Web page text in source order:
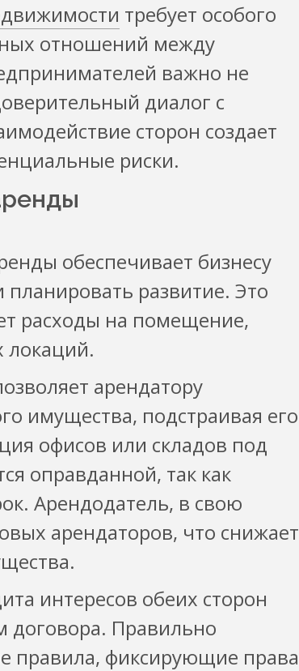
требует особого
отношений между
важно не
диалог с
сторон создает
риски.
обеспечивает бизнесу
планировать развитие. Это
расходы на помещение,
локаций.
арендатору
имущества, подстраивая его
офисов или складов под
оправданной, так как
Арендодатель, в свою
арендаторов, что снижает
интересов обеих сторон
договора. Правильно
правила, фиксирующие права